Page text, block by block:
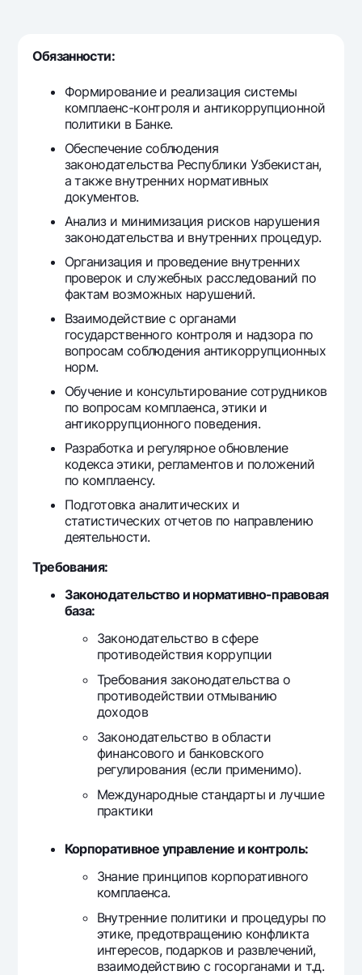
Dlya vseh USD
Gold deposit
Gold Bullion by NBU
Silver deposit
Visa
Mastercard
Salary
Garmin pay
Promotions
Mobile application Milliy
FAQ
Ищите по сайту
Helpful links
Press Center
Offices and ATMs
Consent for processing personal data
Contact center
+998 78 148-00-10
Обязанности:
Формирование и реализация системы
комплаенс-контроля и антикоррупционной
политики в Банке.
Обеспечение соблюдения
законодательства Республики Узбекистан,
а также внутренних нормативных
документов.
Анализ и минимизация рисков нарушения
законодательства и внутренних процедур.
Организация и проведение внутренних
проверок и служебных расследований по
фактам возможных нарушений.
Взаимодействие с органами
государственного контроля и надзора по
вопросам соблюдения антикоррупционных
норм.
Обучение и консультирование сотрудников
по вопросам комплаенса, этики и
антикоррупционного поведения.
Разработка и регулярное обновление
кодекса этики, регламентов и положений
по комплаенсу.
Подготовка аналитических и
статистических отчетов по направлению
деятельности.
Требования:
Законодательство и нормативно-правовая
база:
Законодательство в сфере
противодействия коррупции
Требования законодательства о
противодействии отмыванию
доходов
Законодательство в области
финансового и банковского
регулирования (если применимо).
Международные стандарты и лучшие
практики
Корпоративное управление и контроль:
Знание принципов корпоративного
комплаенса.
Внутренние политики и процедуры по
этике, предотвращению конфликта
интересов, подарков и развлечений,
взаимодействию с госорганами и т.д.